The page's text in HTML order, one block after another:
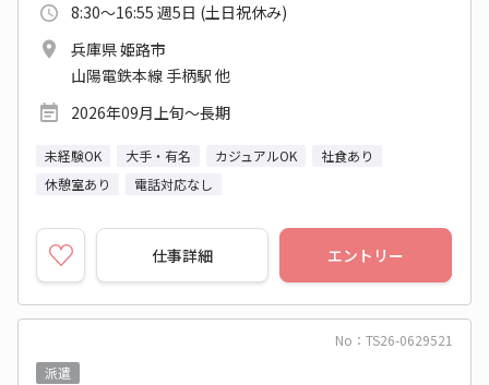
8:30～16:55 週5日 (土日祝休み)
兵庫県 姫路市
山陽電鉄本線 手柄駅 他
2026年09月上旬～長期
未経験OK 大手・有名 カジュアルOK
社食あり
休憩室あり
電話対応なし
仕事詳細 エントリー
No：TS26-0629521
派遣